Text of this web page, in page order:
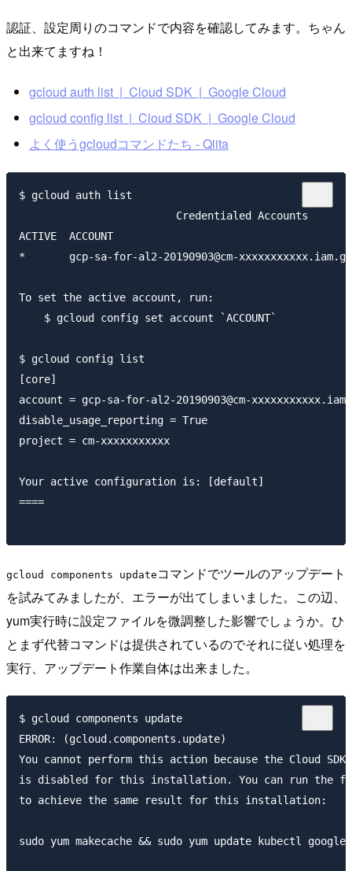
認証、設定周りのコマンドで内容を確認してみます。ちゃん
と出来てますね！
gcloud auth list | Cloud SDK | Google Cloud
gcloud config list | Cloud SDK | Google Cloud
よく使うgcloudコマンドたち - Qiita
$ gcloud auth list
                         Credentialed Accounts
ACTIVE  ACCOUNT
*       gcp-sa-for-al2-20190903@cm-
To set the active account, run:
    $ gcloud config set account `ACCOUNT`
$ gcloud config list
[core]
account = gcp-sa-for-al2-20190903@cm-
disable_usage_reporting = True
project = cm-xxxxxxxxxxx
Your active configuration is: [default]
====
gcloud components update コマンドでツールのアップデート
を試みてみましたが、エラーが出てしまいました。この辺、
yum実行時に設定ファイルを微調整した影響でしょうか。ひ
とまず代替コマンドは提供されているのでそれに従い処理を
実行、アップデート作業自体は出来ました。
$ gcloud components update
ERROR: (gcloud.components.update)
You cannot perform this action because the Cloud SDK
is disabled for this installation. You can run the
to achieve the same result for this installation:
sudo yum makecache && sudo yum update kubectl